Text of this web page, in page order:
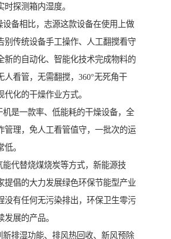
探测箱内湿度。
设备相比，志源这款设备在使用上做
别传统设备手工操作、人工翻搅看守
新的自动化、智能化技术完成物料的
人看管，无需翻搅，360°无死角干
化的干燥作业方式。
机是一款率、低能耗的干燥设备，全
管理，免人工看管值守，一批次的运
。
能代替烧煤烧炭等方式，新能源技
提倡的大力发展绿色环保节能型产业
没有任何无污染排出，环保卫生零污
展的产品。
新排湿功能、排风热回收、新风预除